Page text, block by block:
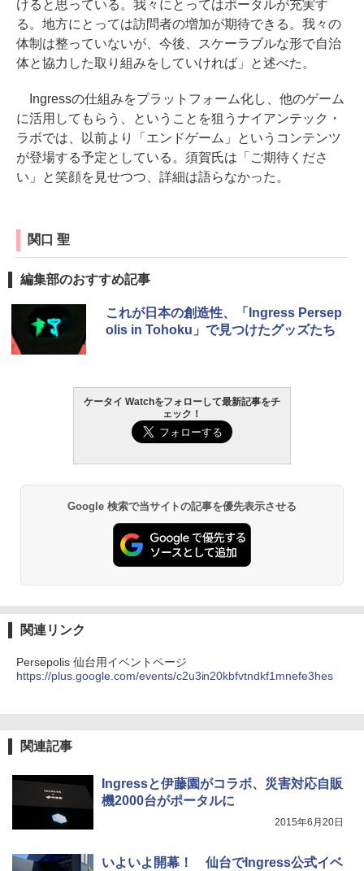
けると思っている。我々にとってはポータルが充実す
る。地方にとっては訪問者の増加が期待できる。我々の
体制は整っていないが、今後、スケーラブルな形で自治
体と協力した取り組みをしていければ」と述べた。
Ingressの仕組みをプラットフォーム化し、他のゲーム
に活用してもらう、ということを狙うナイアンテック・
ラボでは、以前より「エンドゲーム」というコンテンツ
が登場する予定としている。須賀氏は「ご期待くださ
い」と笑顔を見せつつ、詳細は語らなかった。
関口 聖
編集部のおすすめ記事
これが日本の創造性、「Ingress Persep
olis in Tohoku」で見つけたグッズたち
ケータイ Watchをフォローして最新記事をチ
ェック！
Google 検索で当サイトの記事を優先表示させる
関連リンク
Persepolis 仙台用イベントページ
https://plus.google.com/events/c2u3in20kbfvtndkf1mnefe3hes
関連記事
Ingressと伊藤園がコラボ、災害対応自販
機2000台がポータルに
2015年6月20日
いよいよ開幕！ 仙台でIngress公式イベ